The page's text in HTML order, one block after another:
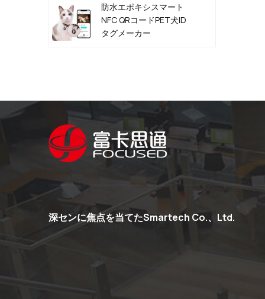
防水エポキシスマート
NFC QRコードPET犬ID
タグメーカー
深センに焦点を当てたSmartech Co.、Ltd.